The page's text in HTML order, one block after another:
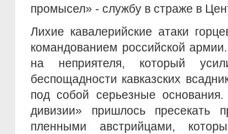
промысел» - службу в страже в
Лихие кавалерийские атаки
командованием российской
на неприятеля, который
беспощадности кавказских
под собой серьезные
дивизии» пришлось пресекать
пленными австрийцами,